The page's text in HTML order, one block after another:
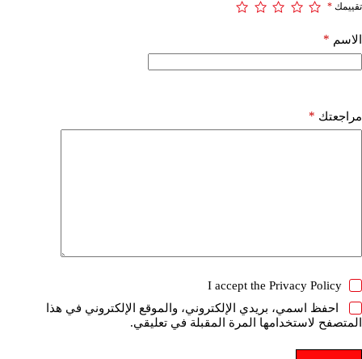
تقييمك *
الاسم *
مراجعتك *
I accept the Privacy Policy
احفظ اسمي، بريدي الإلكتروني، والموقع الإلكتروني في هذا
المتصفح لاستخدامها المرة المقبلة في تعليقي.